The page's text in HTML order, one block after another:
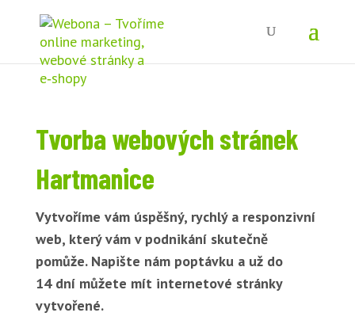
Tvorba webových stránek
Hartmanice
Vytvoříme vám úspěšný, rychlý a responzivní
web, který vám v podnikání skutečně
pomůže. Napište nám poptávku a už do
14 dní můžete mít internetové stránky
vytvořené.